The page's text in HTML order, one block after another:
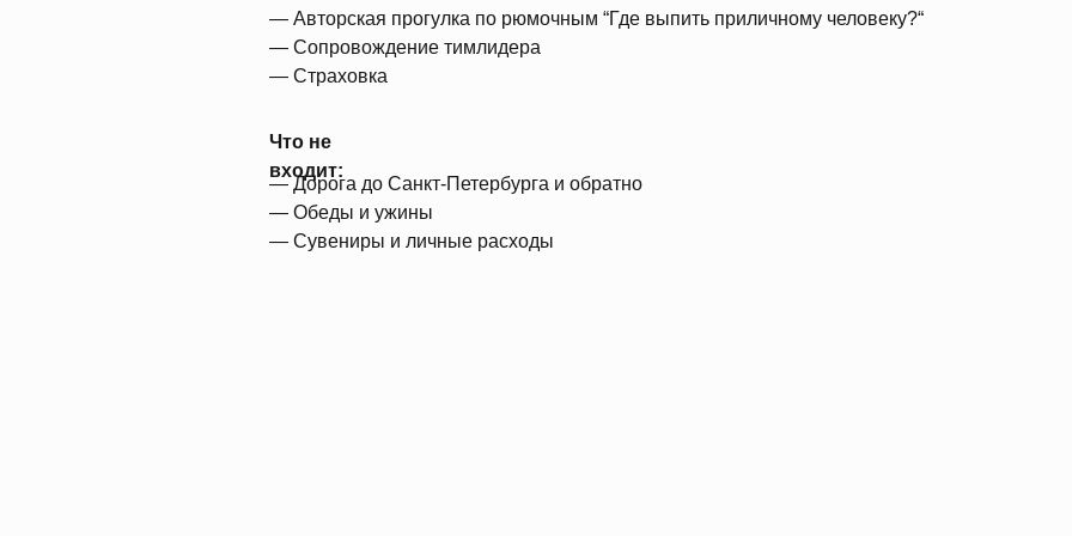
— Авторская прогулка по рюмочным “Где выпить приличному человеку?“
— Сопровождение тимлидера
— Страховка
— Дорога до Санкт-Петербурга и обратно
— Обеды и ужины
— Сувениры и личные расходы
Что не
входит: